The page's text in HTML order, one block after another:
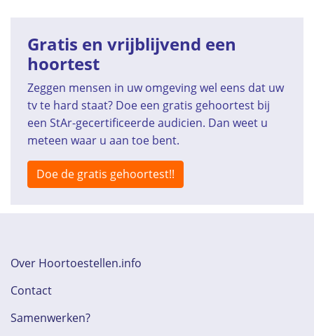
Gratis en vrijblijvend een
hoortest
Zeggen mensen in uw omgeving wel eens dat uw
tv te hard staat? Doe een gratis gehoortest bij
een StAr-gecertificeerde audicien. Dan weet u
meteen waar u aan toe bent.
Doe de gratis gehoortest!!
Over Hoortoestellen.info
Contact
Samenwerken?